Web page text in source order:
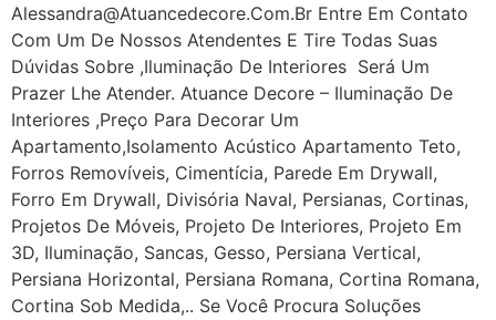
Alessandra@atuancedecore.com.br Entre Em Contato
Com Um De Nossos Atendentes E Tire Todas Suas
Dúvidas Sobre ,iluminação De Interiores Será Um
Prazer Lhe Atender. Atuance Decore – Iluminação De
Interiores ,Preço Para Decorar Um
Apartamento,Isolamento Acústico Apartamento Teto,
Forros Removíveis, Cimentícia, Parede Em Drywall,
Forro Em Drywall, Divisória Naval, Persianas, Cortinas,
Projetos De Móveis, Projeto De Interiores, Projeto Em
3D, Iluminação, Sancas, Gesso, Persiana Vertical,
Persiana Horizontal, Persiana Romana, Cortina Romana,
Cortina Sob Medida,.. Se Você Procura Soluções